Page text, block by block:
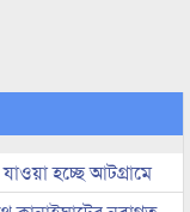
হচ্ছে আটগ্রামে